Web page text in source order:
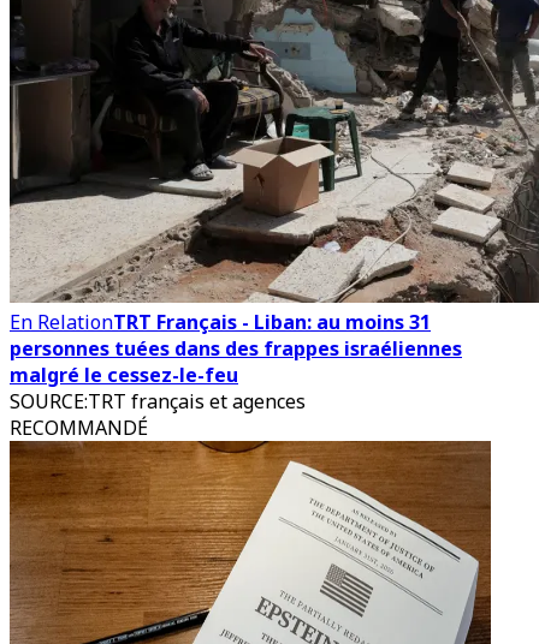
En RelationTRT Français - Liban: au moins 31
personnes tuées dans des frappes israéliennes
malgré le cessez-le-feu
SOURCE:TRT français et agences
RECOMMANDÉ